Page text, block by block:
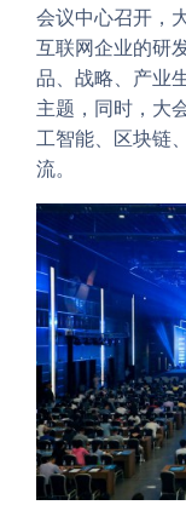
会议中心召开，
互联网企业的研
品、战略、产业
主题，同时，大
工智能、区块链
流。